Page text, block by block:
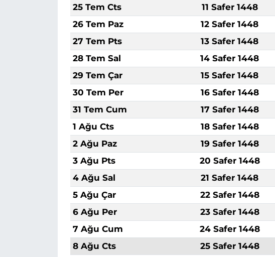
25 Tem Cts
11 Safer 1448
26 Tem Paz
12 Safer 1448
27 Tem Pts
13 Safer 1448
28 Tem Sal
14 Safer 1448
29 Tem Çar
15 Safer 1448
30 Tem Per
16 Safer 1448
31 Tem Cum
17 Safer 1448
1 Ağu Cts
18 Safer 1448
2 Ağu Paz
19 Safer 1448
3 Ağu Pts
20 Safer 1448
4 Ağu Sal
21 Safer 1448
5 Ağu Çar
22 Safer 1448
6 Ağu Per
23 Safer 1448
7 Ağu Cum
24 Safer 1448
8 Ağu Cts
25 Safer 1448